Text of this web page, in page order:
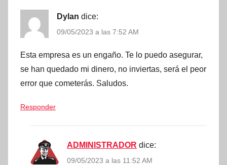
Dylan dice:
09/05/2023 a las 7:52 AM
Esta empresa es un engaño. Te lo puedo asegurar,
se han quedado mi dinero, no inviertas, será el peor
error que cometerás. Saludos.
Responder
ADMINISTRADOR dice:
09/05/2023 a las 11:52 AM